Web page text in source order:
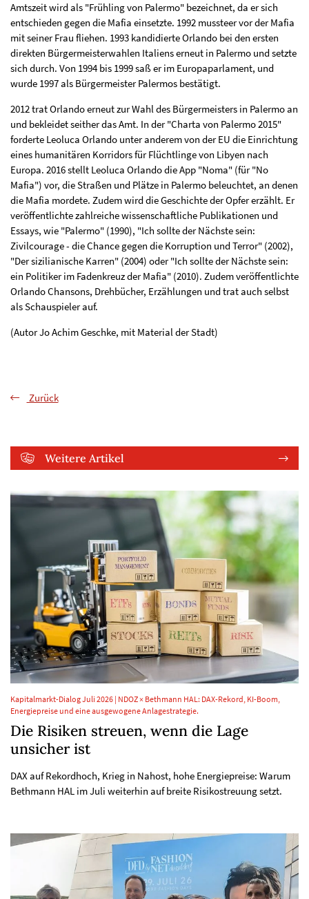
Amtszeit wird als "Frühling von Palermo" bezeichnet, da er sich
entschieden gegen die Mafia einsetzte. 1992 mussteer vor der Mafia
mit seiner Frau fliehen. 1993 kandidierte Orlando bei den ersten
direkten Bürgermeisterwahlen Italiens erneut in Palermo und setzte
sich durch. Von 1994 bis 1999 saß er im Europaparlament, und
wurde 1997 als Bürgermeister Palermos bestätigt.
2012 trat Orlando erneut zur Wahl des Bürgermeisters in Palermo an
und bekleidet seither das Amt. In der "Charta von Palermo 2015"
forderte Leoluca Orlando unter anderem von der EU die Einrichtung
eines humanitären Korridors für Flüchtlinge von Libyen nach
Europa. 2016 stellt Leoluca Orlando die App "Noma" (für "No
Mafia") vor, die Straßen und Plätze in Palermo beleuchtet, an denen
die Mafia mordete. Zudem wird die Geschichte der Opfer erzählt. Er
veröffentlichte zahlreiche wissenschaftliche Publikationen und
Essays, wie "Palermo" (1990), "Ich sollte der Nächste sein:
Zivilcourage - die Chance gegen die Korruption und Terror" (2002),
"Der sizilianische Karren" (2004) oder "Ich sollte der Nächste sein:
ein Politiker im Fadenkreuz der Mafia" (2010). Zudem veröffentlichte
Orlando Chansons, Drehbücher, Erzählungen und trat auch selbst
als Schauspieler auf.
(Autor Jo Achim Geschke, mit Material der Stadt)
Zurück
Weitere Artikel
Kapitalmarkt-Dialog Juli 2026 | NDOZ × Bethmann HAL: DAX-Rekord, KI-Boom,
Energiepreise und eine ausgewogene Anlagestrategie.
Die Risiken streuen, wenn die Lage
unsicher ist
DAX auf Rekordhoch, Krieg in Nahost, hohe Energiepreise: Warum
Bethmann HAL im Juli weiterhin auf breite Risikostreuung setzt.